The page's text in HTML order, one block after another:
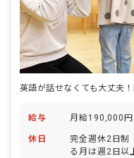
給与 月給190,000
休日
完全週休2日制
る月は週2日以